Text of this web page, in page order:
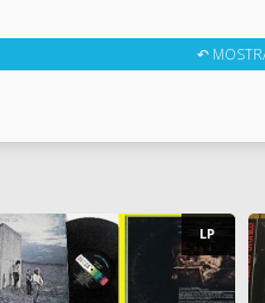
THIS
↶
LP